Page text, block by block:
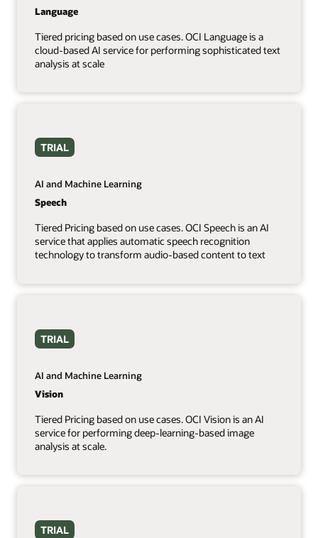
Language
Tiered pricing based on use cases. OCI Language is a
cloud-based AI service for performing sophisticated text
analysis at scale
TRIAL
AI and Machine Learning
Speech
Tiered Pricing based on use cases. OCI Speech is an AI
service that applies automatic speech recognition
technology to transform audio-based content to text
TRIAL
AI and Machine Learning
Vision
Tiered Pricing based on use cases. OCI Vision is an AI
service for performing deep-learning-based image
analysis at scale.
TRIAL